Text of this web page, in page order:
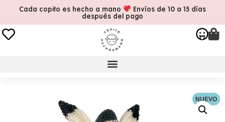
Cada copito es hecho a mano Envíos de 10 a 15 días
después del pago
NUEVO